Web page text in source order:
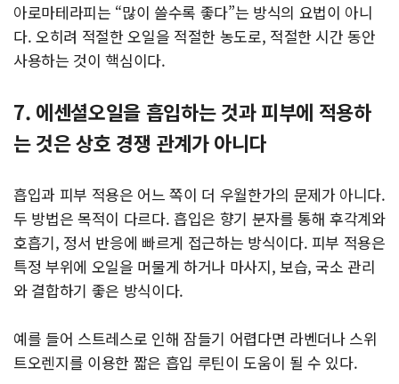
아로마테라피는 “많이 쓸수록 좋다”는 방식의 요법이 아니
다. 오히려 적절한 오일을 적절한 농도로, 적절한 시간 동안
사용하는 것이 핵심이다.
7. 에센셜오일을 흡입하는 것과 피부에 적용하
는 것은 상호 경쟁 관계가 아니다
흡입과 피부 적용은 어느 쪽이 더 우월한가의 문제가 아니다.
두 방법은 목적이 다르다. 흡입은 향기 분자를 통해 후각계와
호흡기, 정서 반응에 빠르게 접근하는 방식이다. 피부 적용은
특정 부위에 오일을 머물게 하거나 마사지, 보습, 국소 관리
와 결합하기 좋은 방식이다.
예를 들어 스트레스로 인해 잠들기 어렵다면 라벤더나 스위
트오렌지를 이용한 짧은 흡입 루틴이 도움이 될 수 있다.